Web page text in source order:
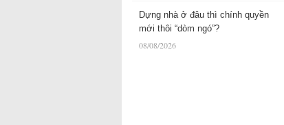
Dựng nhà ở đâu thì chính quyền
mới thôi “dòm ngó”?
08/08/2026